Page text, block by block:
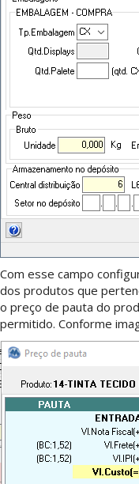
Com esse campo
dos produtos que
o preço de pauta do
permitido. Conforme